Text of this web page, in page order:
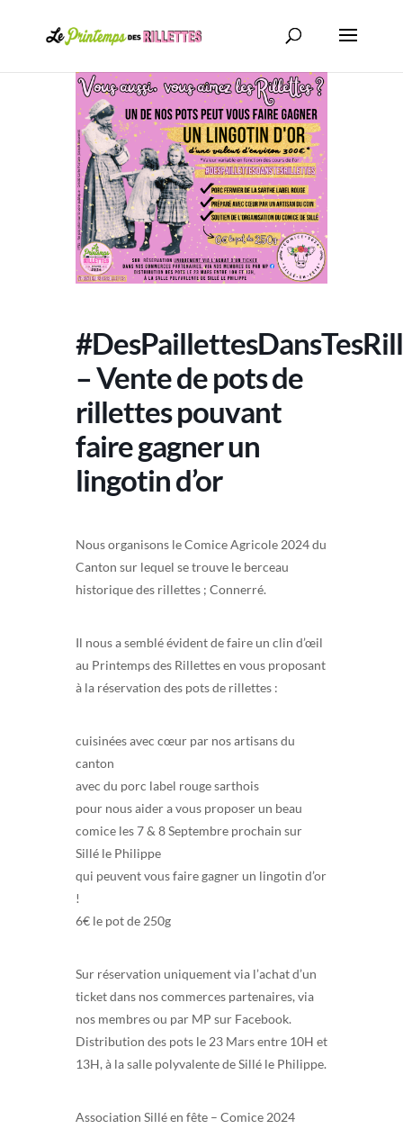
– Vente de pots de
rillettes pouvant
faire gagner un
lingotin d’or
Nous organisons le Comice Agricole 2024 du
Canton sur lequel se trouve le berceau
historique des rillettes ; Connerré.
Il nous a semblé évident de faire un clin d’œil
au Printemps des Rillettes en vous proposant
à la réservation des pots de rillettes :
cuisinées avec cœur par nos artisans du
canton
avec du porc label rouge sarthois
pour nous aider a vous proposer un beau
comice les 7 & 8 Septembre prochain sur
Sillé le Philippe
qui peuvent vous faire gagner un lingotin d’or
!
6€ le pot de 250g
Sur réservation uniquement via l’achat d’un
ticketdans nos commerces partenaires, via
nos membres ou par MP sur Facebook.
Distribution des pots le 23 Mars entre 10H et
13H, à la salle polyvalente de Sillé le Philippe.
Association Sillé en fête – Comice 2024